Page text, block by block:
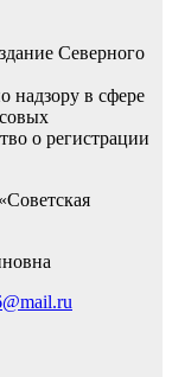
Северного
надзору в сфере
о регистрации